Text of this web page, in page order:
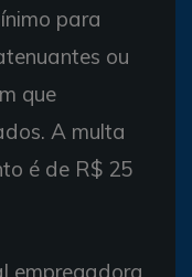
para
ou
que
A multa
é de R$ 25
empregadora